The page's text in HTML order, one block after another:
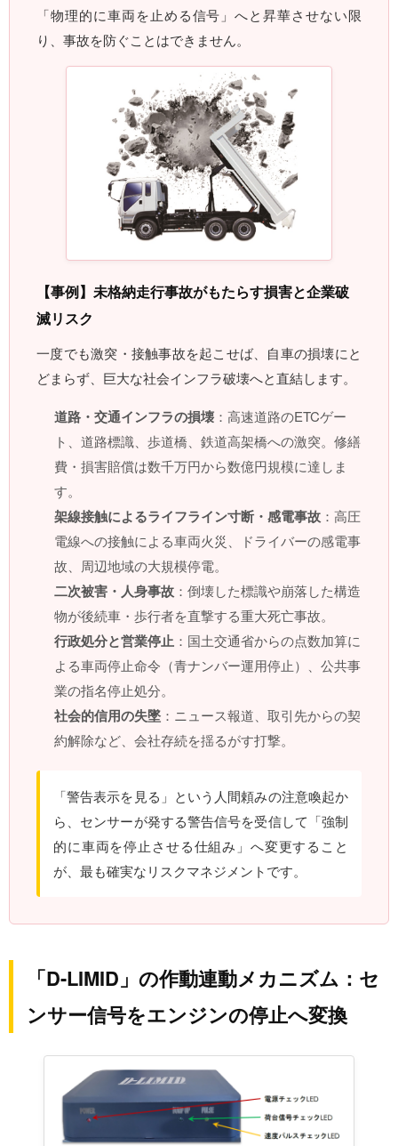
「物理的に車両を止める信号」へと昇華させない限
り、事故を防ぐことはできません。
【事例】未格納走行事故がもたらす損害と企業破
滅リスク
一度でも激突・接触事故を起こせば、自車の損壊にと
どまらず、巨大な社会インフラ破壊へと直結します。
道路・交通インフラの損壊 ：高速道路のETCゲー
ト、道路標識、歩道橋、鉄道高架橋への激突。修繕
費・損害賠償は数千万円から数億円規模に達しま
す。
架線接触によるライフライン寸断・感電事故 ：高圧
電線への接触による車両火災、ドライバーの感電事
故、周辺地域の大規模停電。
二次被害・人身事故 ：倒壊した標識や崩落した構造
物が後続車・歩行者を直撃する重大死亡事故。
行政処分と営業停止 ：国土交通省からの点数加算に
よる車両停止命令（青ナンバー運用停止）、公共事
業の指名停止処分。
社会的信用の失墜 ：ニュース報道、取引先からの契
約解除など、会社存続を揺るがす打撃。
「警告表示を見る」という人間頼みの注意喚起か
ら、センサーが発する警告信号を受信して「強制
的に車両を停止させる仕組み」へ変更すること
が、最も確実なリスクマネジメントです。
「D-LIMID」の作動連動メカニズム：セ
ンサー信号をエンジンの停止へ変換